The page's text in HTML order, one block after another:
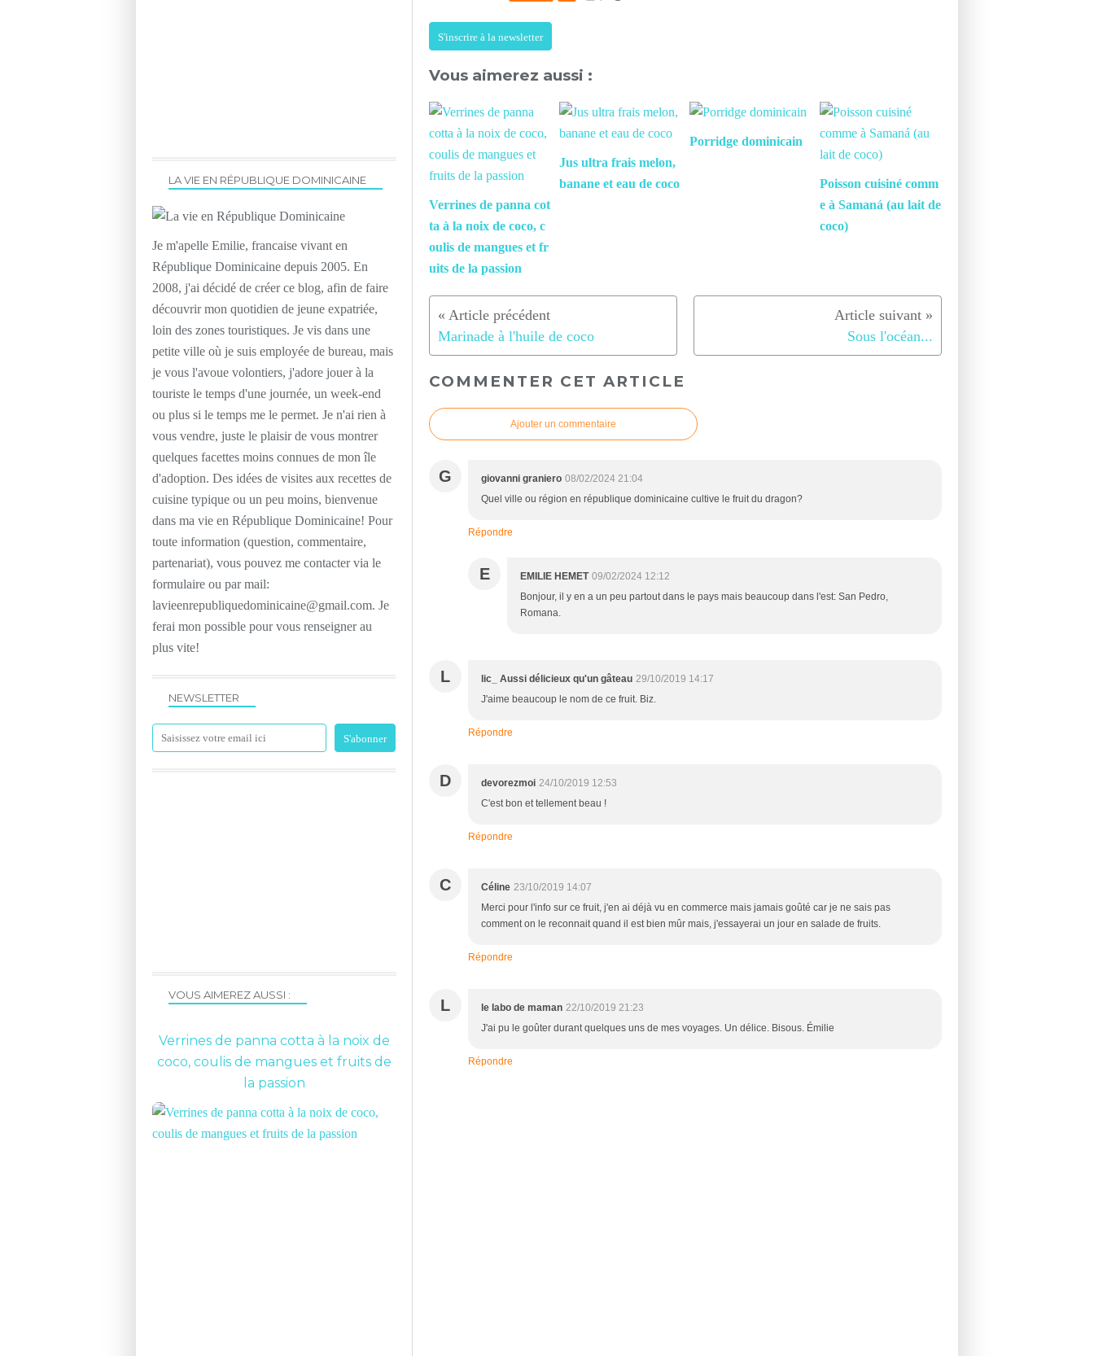
S'inscrire à la newsletter
Vous aimerez aussi :
Verrines de panna cot
ta à la noix de coco, c
oulis de mangues et fr
uits de la passion
Jus ultra frais melon,
banane et eau de coco
Porridge dominicain
Poisson cuisiné comm
e à Samaná (au lait de
coco)
Marinade à l'huile de coco Sous l'océan...
COMMENTER CET ARTICLE
Ajouter un commentaire
G giovanni graniero 08/02/2024 21:04
Quel ville ou région en république dominicaine cultive le fruit du dragon?
Répondre
E EMILIE HEMET 09/02/2024 12:12
Bonjour, il y en a un peu partout dans le pays mais beaucoup dans l'est: San Pedro,
Romana.
L lic_ Aussi délicieux qu'un gâteau 29/10/2019 14:17
J'aime beaucoup le nom de ce fruit. Biz.
Répondre
D devorezmoi 24/10/2019 12:53
C'est bon et tellement beau !
Répondre
C Céline 23/10/2019 14:07
Merci pour l'info sur ce fruit, j'en ai déjà vu en commerce mais jamais goûté car je ne sais pas
comment on le reconnait quand il est bien mûr mais, j'essayerai un jour en salade de fruits.
Répondre
L le labo de maman 22/10/2019 21:23
J'ai pu le goûter durant quelques uns de mes voyages. Un délice. Bisous. Émilie
Répondre
NEWSLETTER
LA VIE EN RÉPUBLIQUE DOMINICAINE
Je m'apelle Emilie, francaise vivant en
République Dominicaine depuis 2005. En
2008, j'ai décidé de créer ce blog, afin de faire
découvrir mon quotidien de jeune expatriée,
loin des zones touristiques. Je vis dans une
petite ville où je suis employée de bureau, mais
je vous l'avoue volontiers, j'adore jouer à la
touriste le temps d'une journée, un week-end
ou plus si le temps me le permet. Je n'ai rien à
vous vendre, juste le plaisir de vous montrer
quelques facettes moins connues de mon île
d'adoption. Des idées de visites aux recettes de
cuisine typique ou un peu moins, bienvenue
dans ma vie en République Dominicaine! Pour
toute information (question, commentaire,
partenariat), vous pouvez me contacter via le
formulaire ou par mail:
lavieenrepubliquedominicaine@gmail.com. Je
ferai mon possible pour vous renseigner au
plus vite!
VOUS AIMEREZ AUSSI :
Verrines de panna cotta à la noix de
coco, coulis de mangues et fruits de
la passion